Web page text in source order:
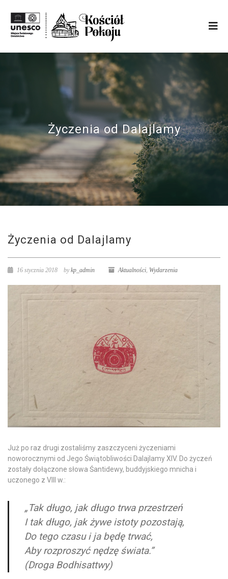
Życzenia od Dalajlamy
Życzenia od Dalajlamy
16 stycznia 2018 bykp_admin Aktualności, Wydarzenia
Już po raz drugi zostaliśmy zaszczyceni życzeniami
noworocznymi od Jego Świątobliwości Dalajlamy XIV. Do życzeń
zostały dołączone słowa Śantidewy, buddyjskiego mnicha i
uczonego z VIII w.:
„Tak długo, jak długo trwa przestrzeń
I tak długo, jak żywe istoty pozostają,
Do tego czasu i ja będę trwać,
Aby rozproszyć nędzę świata.”
(Droga Bodhisattwy)